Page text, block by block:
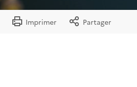
Imprimer Partager